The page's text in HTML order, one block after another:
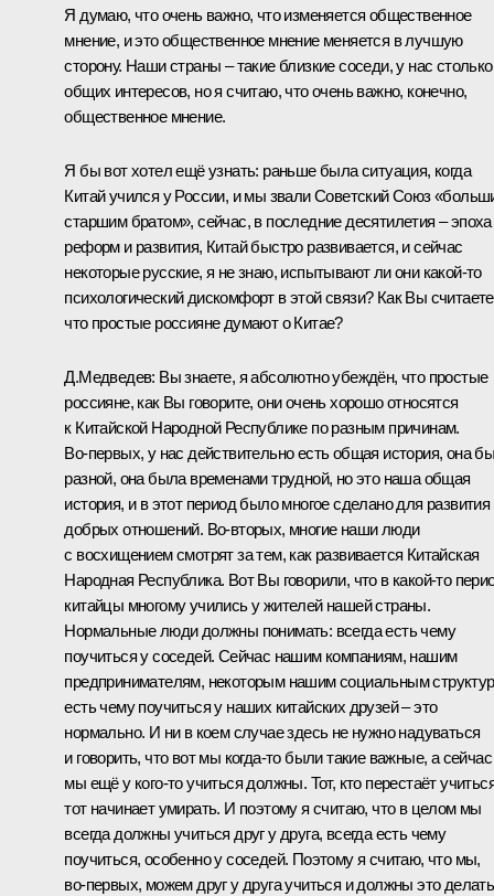
Я думаю, что очень важно, что изменяется общественное
мнение, и это общественное мнение меняется в лучшую
сторону. Наши страны – такие близкие соседи, у нас столько
общих интересов, но я считаю, что очень важно, конечно,
общественное мнение.
Я бы вот хотел ещё узнать: раньше была ситуация, когда
Китай учился у России, и мы звали Советский Союз
старшим братом», сейчас, в последние десятилетия – эпоха
реформ и развития, Китай быстро развивается, и сейчас
некоторые русские, я не знаю, испытывают ли они какой‑то
психологический дискомфорт в этой связи? Как Вы
что простые россияне думают о Китае?
Д.Медведев: Вы знаете, я абсолютно убеждён, что простые
россияне, как Вы говорите, они очень хорошо относятся
к Китайской Народной Республике по разным причинам.
Во‑первых, у нас действительно есть общая история, она
разной, она была временами трудной, но это наша общая
история, и в этот период было многое сделано для развития
добрых отношений. Во‑вторых, многие наши люди
с восхищением смотрят за тем, как развивается Китайская
Народная Республика. Вот Вы говорили, что в какой‑то
китайцы многому учились у жителей нашей страны.
Нормальные люди должны понимать: всегда есть чему
поучиться у соседей. Сейчас нашим компаниям, нашим
предпринимателям, некоторым нашим социальным
есть чему поучиться у наших китайских друзей – это
нормально. И ни в коем случае здесь не нужно надуваться
и говорить, что вот мы когда‑то были такие важные, а сейчас
мы ещё у кого‑то учиться должны. Тот, кто перестаёт
тот начинает умирать. И поэтому я считаю, что в целом мы
всегда должны учиться друг у друга, всегда есть чему
поучиться, особенно у соседей. Поэтому я считаю, что мы,
во‑первых, можем друг у друга учиться и должны это